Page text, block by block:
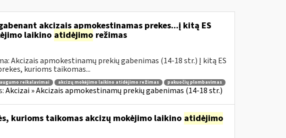
akcizais apmokestinamas prekes...į kitą ES
laikino atidėjimo režimas
Akcizais apmokestinamų prekių gabenimas (14-18 str.) Į kitą ES
kurioms taikomas...
reikalavimai akcizų mokėjimo laikino atidėjimo režimas
pakuočių plombavimas
Akcizai » Akcizais apmokestinamų prekių gabenimas (14-18 str.)
kurioms taikomas akcizų mokėjimo laikino atidėjimo